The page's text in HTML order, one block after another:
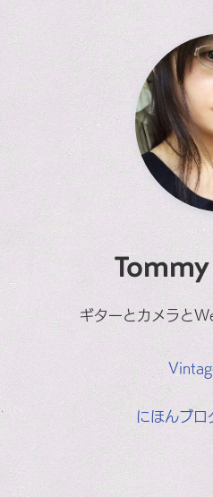
ギターとカメラと
にほんブ